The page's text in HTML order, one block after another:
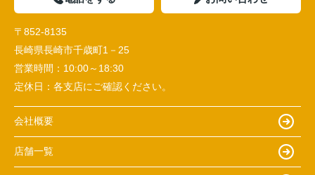
〒852-8135
長崎県長崎市千歳町1－25
営業時間： 10:00～18:30
定休日： 各支店にご確認ください。
会社概要
店舗一覧